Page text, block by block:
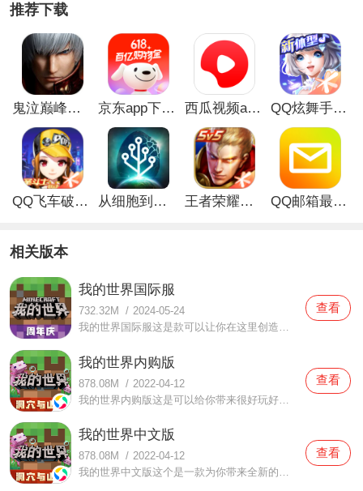
推荐下载
鬼泣巅峰之战最新破解版 京东app下载安装 西瓜视频app安卓版 QQ炫舞手游破解版
QQ飞车破解版无限钻石最新版 从细胞到奇点手游 王者荣耀无限点券破解版 QQ邮箱最新版
相关版本
我的世界国际服
732.32M / 2024-05-24
我的世界国际服这是款可以让你在这里创造整个世界的手机游戏，是一款享誉世界的沙盒类游戏，大家可以在这里进行各种内容的创作，不论是复古的内容还是高科技内容都是可以制作出来的，而且大家在这里还可以感受到很多精彩的冒险。这里有多重模式可以让你自由的选择战斗，不
查看
我的世界内购版
878.08M / 2022-04-12
我的世界内购版这是可以给你带来很好玩好看的内容，可以给你很丰富的创造性体验，这游戏为你带来很好的内容体验，各种有趣的创作内容都可以在这感受到，而且这里还可以给你带来非常好非常丰富的开黑互动内容，这里可以多人玩耍。这游戏还可以不断为你带来全新的游戏模式，
查看
我的世界中文版
878.08M / 2022-04-12
我的世界中文版这个是一款为你带来全新的冒险，可以给你带来很好玩很丰富的创造内容的手机游戏，这里的游戏内容非常的丰富，还可以给你带来各种优质的对战与刺激体验，这里有非常丰富的创造性的内容，可以给你带来全新的内容与体验，这游戏玩法是非常的有趣的，而且游戏有
查看